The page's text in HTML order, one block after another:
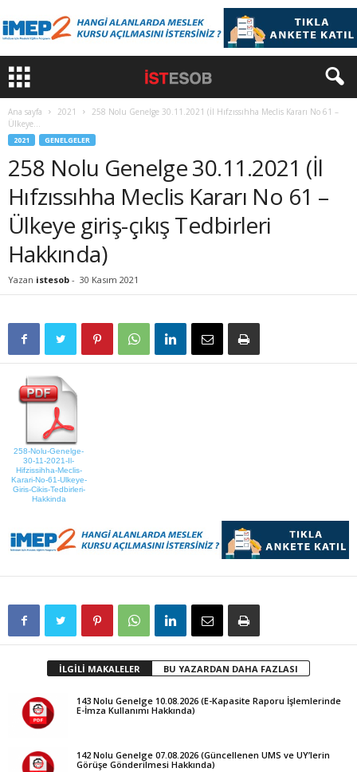
Ana sayfa 2021
258 Nolu Genelge 30.11.2021 (İl Hıfzıssıhha Meclis Kararı No 61 –
Ülkeye...
2021 GENELGELER
258 Nolu Genelge 30.11.2021 (İl
Hıfzıssıhha Meclis Kararı No 61 –
Ülkeye giriş-çıkış Tedbirleri
Hakkında)
Yazan istesob - 30 Kasım 2021
258-Nolu-Genelge-
30-11-2021-Il-
Hifzissihha-Meclis-
Karari-No-61-Ulkeye-
Giris-Cikis-Tedbirleri-
Hakkinda
İLGİLİ MAKALELER BU YAZARDAN DAHA FAZLASI
143 Nolu Genelge 10.08.2026 (E-Kapasite Raporu İşlemlerinde
E-İmza Kullanımı Hakkında)
142 Nolu Genelge 07.08.2026 (Güncellenen UMS ve UY’lerin
Görüşe Gönderilmesi Hakkında)